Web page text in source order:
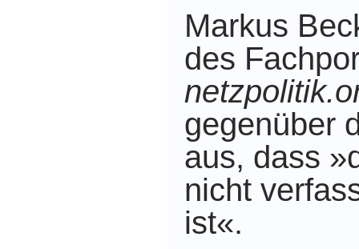
Markus
des
gegenüber
aus, dass
nicht
ist«.